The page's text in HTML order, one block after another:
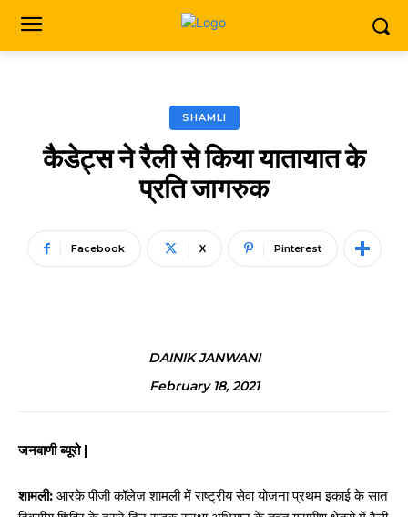
SHAMLI
कैडेट्स ने रैली से किया यातायात के
प्रति जागरुक
Facebook X Pinterest
DAINIK JANWANI
February 18, 2021
जनवाणी ब्यूरो |
शामली: आरके पीजी कॉलेज शामली में राष्ट्रीय सेवा योजना प्रथम इकाई के सात